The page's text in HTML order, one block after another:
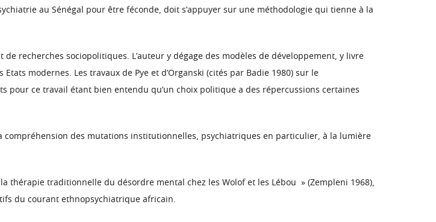
au Sénégal pour être féconde, doit s’appuyer sur une méthodologie qui tienne à la
recherches sociopolitiques. L’auteur y dégage des modèles de développement, y livre
modernes. Les travaux de Pye et d’Organski (cités par Badie 1980) sur le
pour ce travail étant bien entendu qu’un choix politique a des répercussions certaines
des mutations institutionnelles, psychiatriques en particulier, à la lumière
thérapie traditionnelle du désordre mental chez les Wolof et les Lébou » (Zempleni 1968),
du courant ethnopsychiatrique africain.